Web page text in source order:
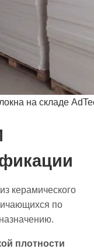
на складе
керамического
по
плотности